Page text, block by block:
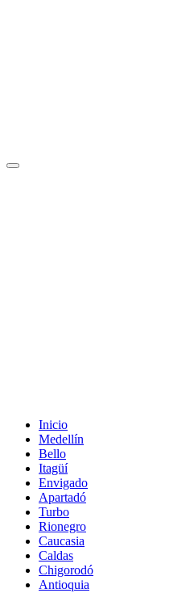
Inicio
Medellín
Bello
Itagüí
Envigado
Apartadó
Turbo
Rionegro
Caucasia
Caldas
Chigorodó
Antioquia